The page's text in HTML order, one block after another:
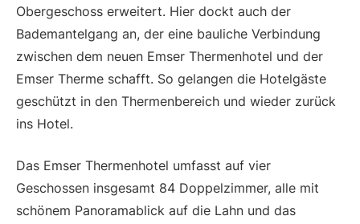
Obergeschoss erweitert. Hier dockt auch der
Bademantelgang an, der eine bauliche Verbindung
zwischen dem neuen Emser Thermenhotel und der
Emser Therme schafft. So gelangen die Hotelgäste
geschützt in den Thermenbereich und wieder zurück
ins Hotel.
Das Emser Thermenhotel umfasst auf vier
Geschossen insgesamt 84 Doppelzimmer, alle mit
schönem Panoramablick auf die Lahn und das